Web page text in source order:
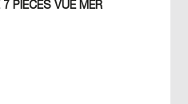
PIECES VUE MER